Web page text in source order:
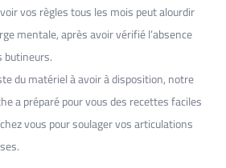
vos règles tous les mois peut alourdir
mentale, après avoir vérifié l’absence
butineurs.
du matériel à avoir à disposition, notre
a préparé pour vous des recettes faciles
vous pour soulager vos articulations